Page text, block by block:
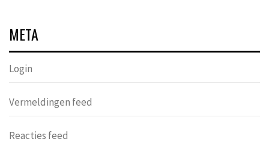
META
Login
Vermeldingen feed
Reacties feed